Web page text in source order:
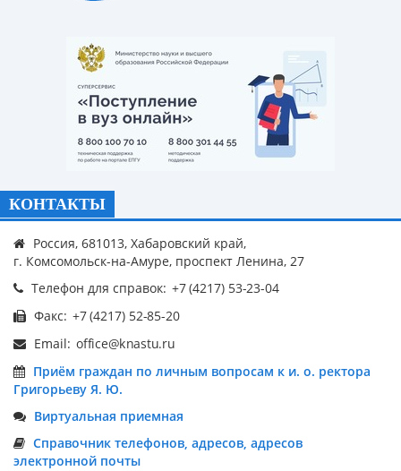
КОНТАКТЫ
Россия, 681013, Хабаровский край,
г. Комсомольск-на-Амуре, проспект Ленина, 27
Телефон для справок:
Факс:
Email:
Приём граждан по личным вопросам к и. о. ректора
Григорьеву Я. Ю.
Виртуальная приемная
Справочник телефонов, адресов, адресов
электронной почты